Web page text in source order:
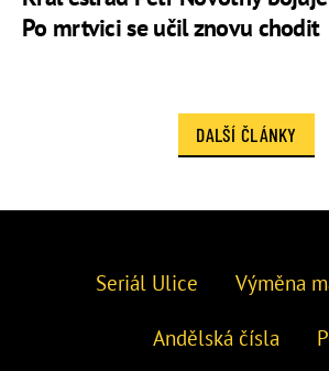
Po mrtvici se učil znovu chodit
DALŠÍ ČLÁNKY
Seriál Ulice Výměna
Andělská čísla